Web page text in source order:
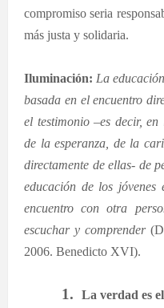
compromiso seria
más justa y solidaria.
Iluminación: La
basada en el encuentro
el testimonio –es decir,
de la esperanza, de la
directamente de ellas- de
educación de los
encuentro con otra
escuchar y comprender
2006. Benedicto XVI).
1.
La verdad es